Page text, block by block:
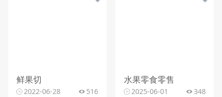
鲜果切
2022-06-28 516
水果零食零售
2025-06-01 348